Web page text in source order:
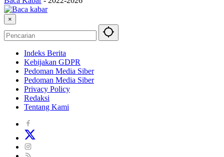
×
Indeks Berita
Kebijakan GDPR
Pedoman Media Siber
Pedoman Media Siber
Privacy Policy
Redaksi
Tentang Kami